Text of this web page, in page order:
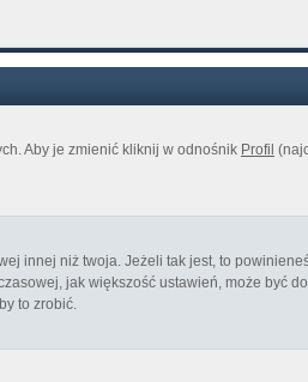
Aby je zmienić kliknij w odnośnik Profil
innej niż twoja. Jeżeli tak jest, to
jak większość ustawień, może być
to zrobić.